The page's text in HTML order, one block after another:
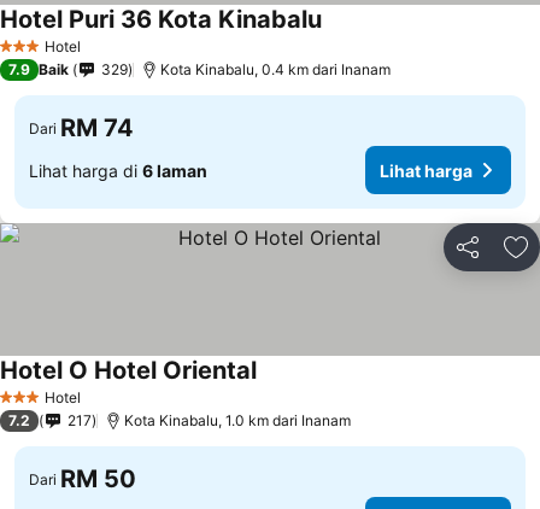
3 BintangHotel
Hotel Puri 36 Kota KinabaluLihat harga
7.9 Baik 329 Kota Kinabalu, 0.4 km dari Inanam
Dari RM 74
Lihat harga di 6 laman Lihat harga
Kongsi
3 BintangHotel
Hotel O Hotel OrientalLihat harga
7.2 217 Kota Kinabalu, 1.0 km dari Inanam
Dari RM 50